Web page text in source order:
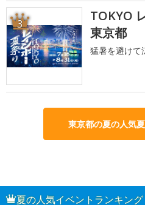
3
TOKYO
東京都
猛暑を避けて
東京都の夏の人気
夏の人気イベントランキング